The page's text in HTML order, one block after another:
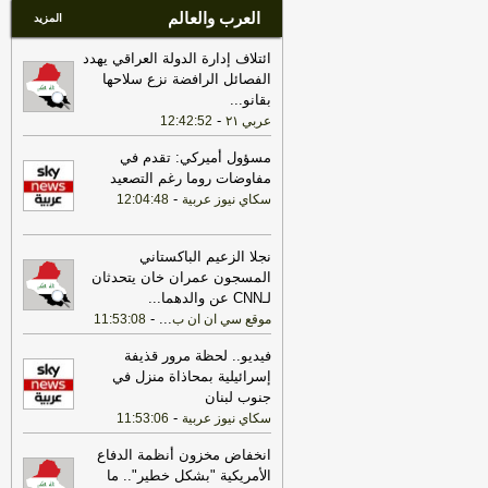
العرب والعالم المزيد
ائتلاف إدارة الدولة العراقي يهدد
الفصائل الرافضة نزع سلاحها
بقانو...
عربي ٢١ -
12:42:52
مسؤول أميركي: تقدم في
مفاوضات روما رغم التصعيد
سكاي نيوز عربية -
12:04:48
نجلا الزعيم الباكستاني
المسجون عمران خان يتحدثان
لـCNN عن والدهما
...
موقع سي ان ان ب...
-
11:53:08
فيديو.. لحظة مرور قذيفة
إسرائيلية بمحاذاة منزل في
جنوب لبنان
سكاي نيوز عربية -
11:53:06
انخفاض مخزون أنظمة الدفاع
الأمريكية "بشكل خطير".. ما